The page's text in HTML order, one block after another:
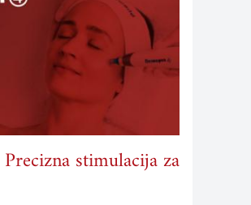
stimulacija za